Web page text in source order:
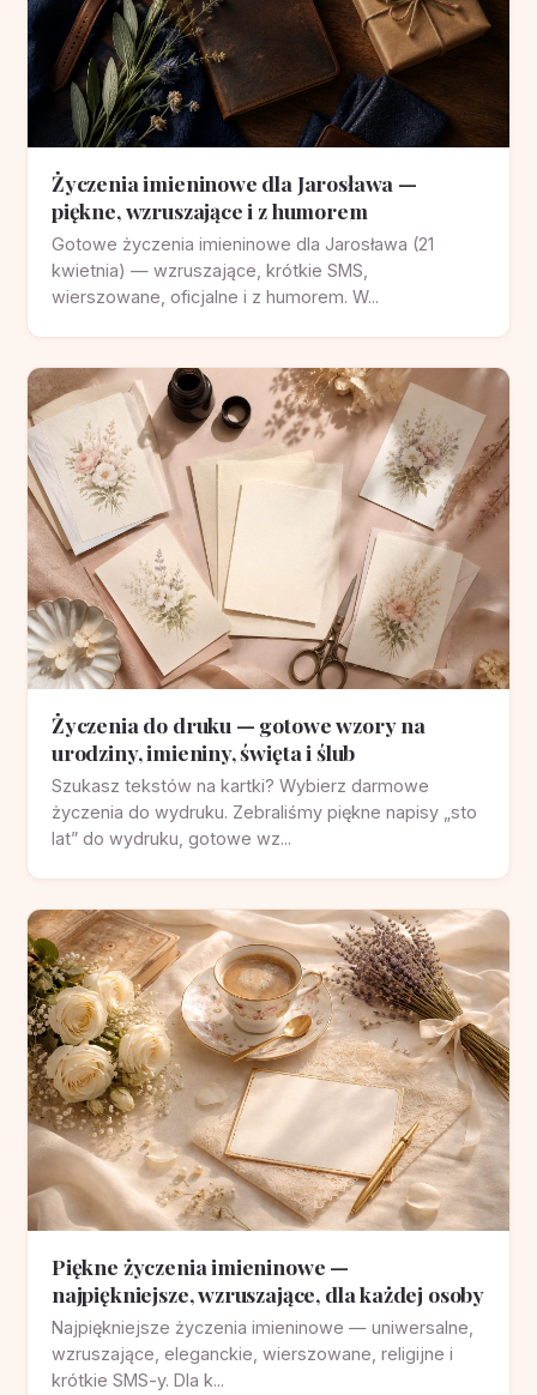
Życzenia imieninowe dla Jarosława —
piękne, wzruszające i z humorem
Gotowe życzenia imieninowe dla Jarosława (21
kwietnia) — wzruszające, krótkie SMS,
wierszowane, oficjalne i z humorem. W...
Życzenia do druku — gotowe wzory na
urodziny, imieniny, święta i ślub
Szukasz tekstów na kartki? Wybierz darmowe
życzenia do wydruku. Zebraliśmy piękne napisy „sto
lat” do wydruku, gotowe wz...
Piękne życzenia imieninowe —
najpiękniejsze, wzruszające, dla każdej osoby
Najpiękniejsze życzenia imieninowe — uniwersalne,
wzruszające, eleganckie, wierszowane, religijne i
krótkie SMS-y. Dla k...